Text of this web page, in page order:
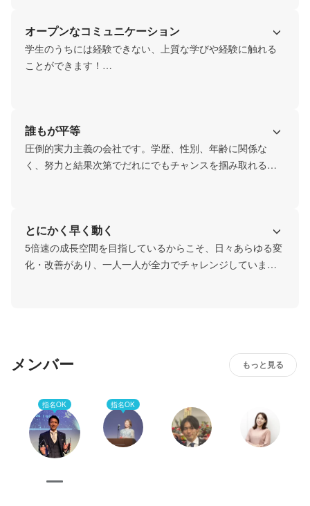
を推奨しています。
オープンなコミュニケーション
学生のうちには経験できない、上質な学びや経験に触れる
ことができます！
ュニケーションを通して、成功者の価値観を学べる環境が
あります。
誰もが平等
圧倒的実力主義の会社です。学歴、性別、年齢に関係な
く、努力と結果次第でだれにでもチャンスを掴み取れる環
す。皆さんの0→1を全力で応援します。
とにかく早く動く
5倍速の成長空間を目指しているからこそ、日々あらゆる変
化・改善があり、一人一人が全力でチャレンジしていま
メンバー もっと見る
指名OK 指名OK